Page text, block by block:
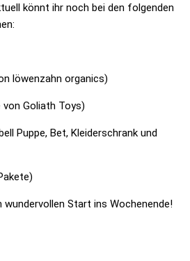
könnt ihr noch bei den folgenden
löwenzahn organics)
von Goliath Toys)
Puppe, Bet, Kleiderschrank und
wundervollen Start ins Wochenende!